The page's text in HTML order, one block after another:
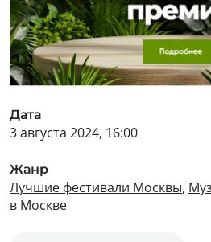
Дата
3 августа 2024, 16:00
Жанр
Лучшие фестивали Москвы,
в Москве